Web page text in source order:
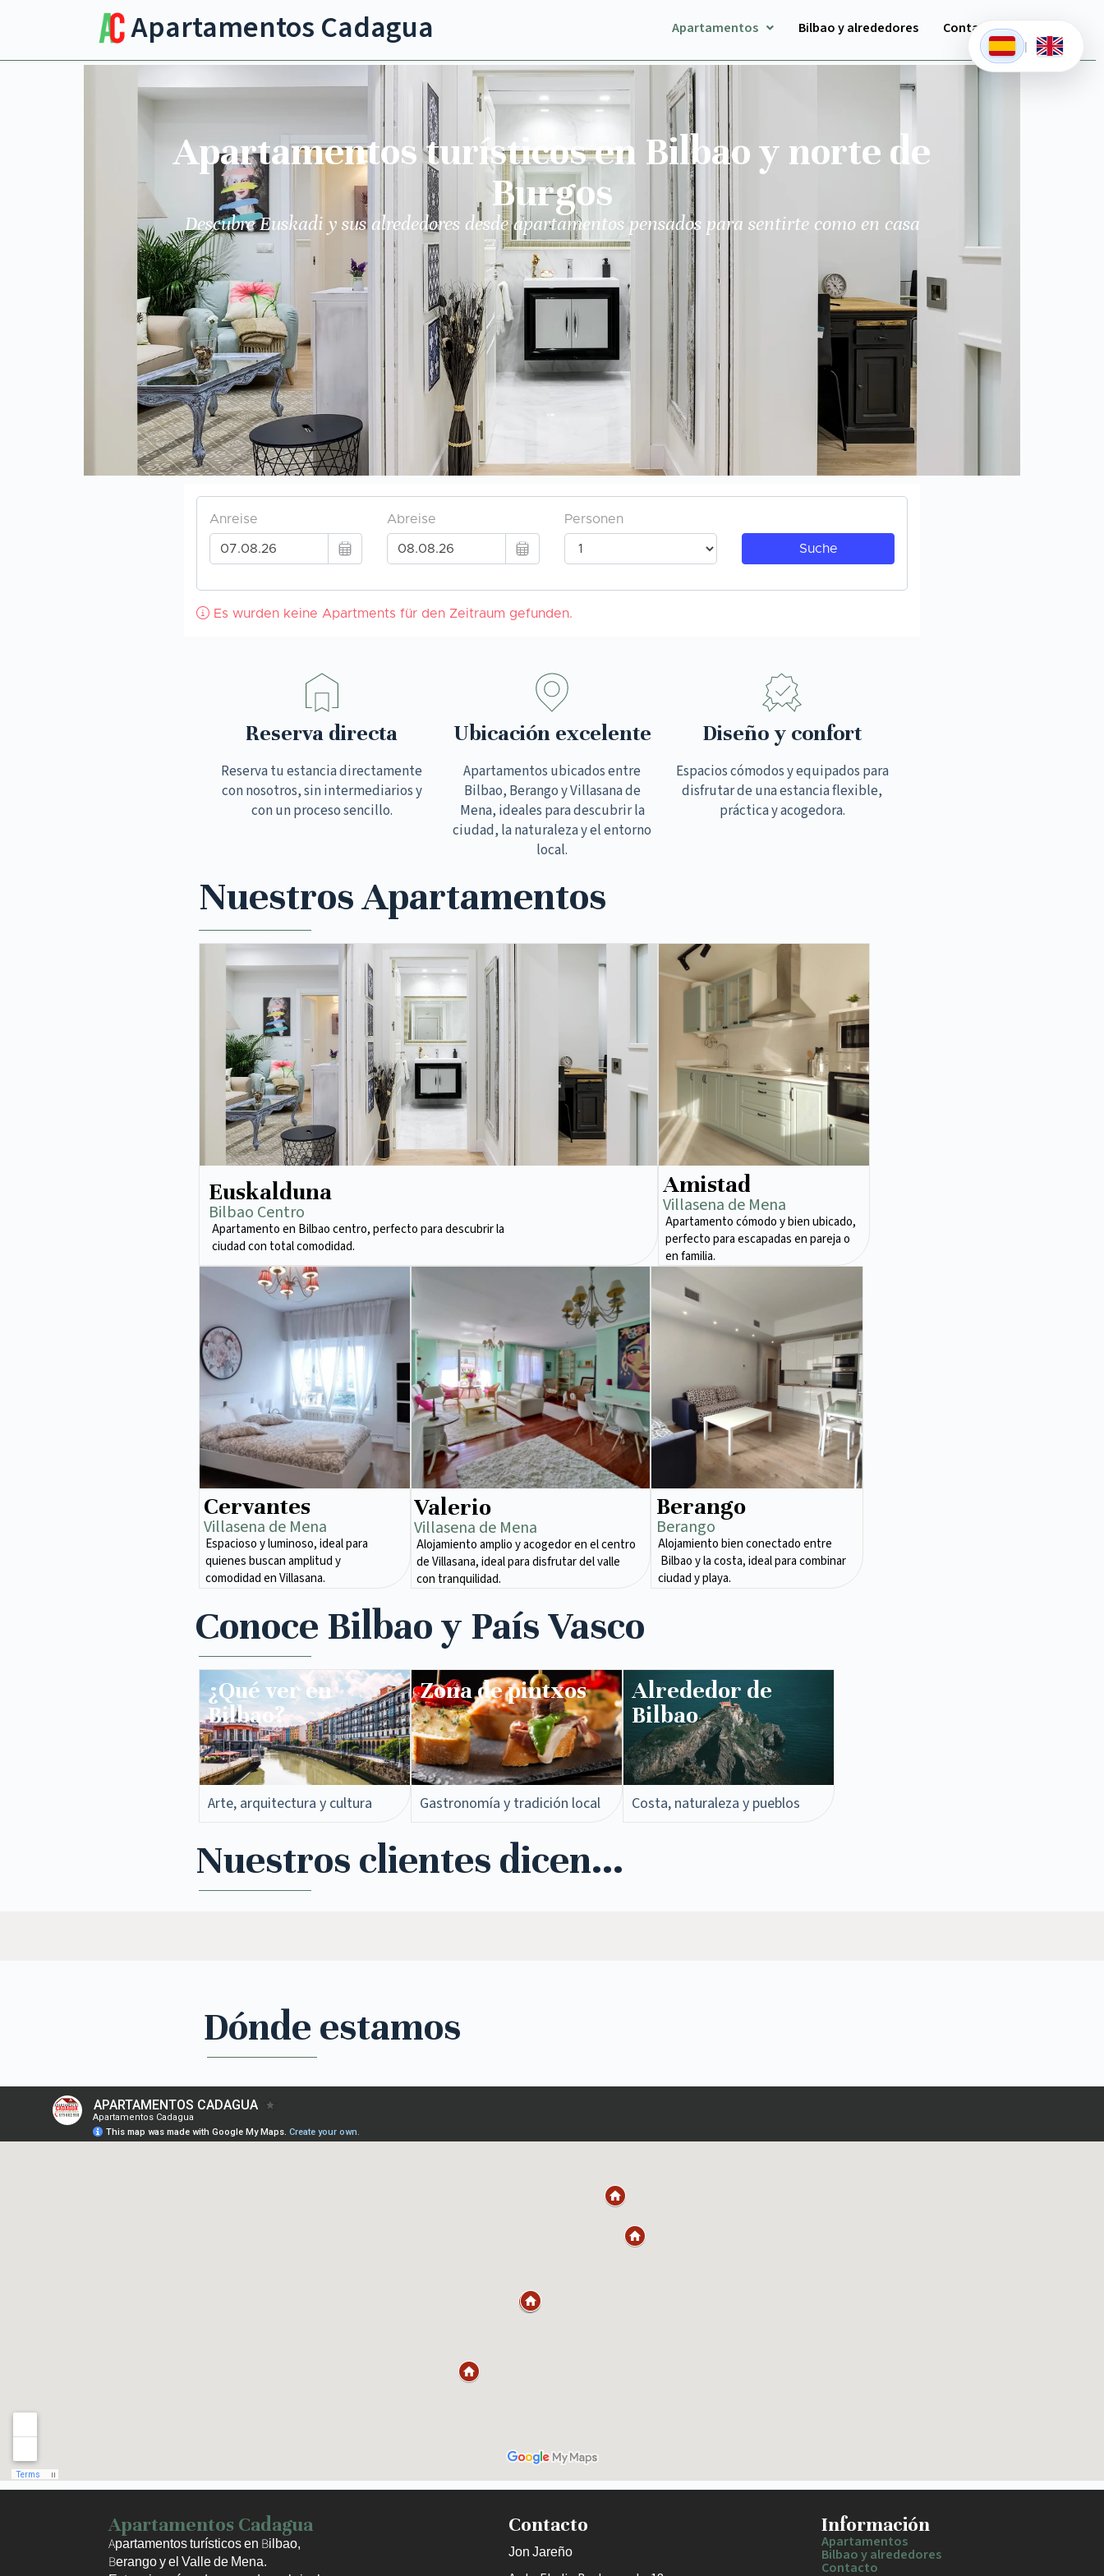
Apartamentos Cadagua Apartamentos Bilbao y alrededores Contacto
Apartamentos turísticos en Bilbao y norte de
Burgos
Descubre Euskadi y sus alrededores desde apartamentos pensados para sentirte como en casa
Reserva directa
Reserva tu estancia directamente
con nosotros, sin intermediarios y
con un proceso sencillo.
Ubicación excelente
Apartamentos ubicados entre
Bilbao, Berango y Villasana de
Mena, ideales para descubrir la
ciudad, la naturaleza y el entorno
local.
Diseño y confort
Espacios cómodos y equipados para
disfrutar de una estancia flexible,
práctica y acogedora.
Nuestros Apartamentos
Euskalduna
Bilbao Centro
Apartamento en Bilbao centro, perfecto para descubrir la
ciudad con total comodidad.
Amistad
Villasena de Mena
Apartamento cómodo y bien ubicado,
perfecto para escapadas en pareja o
en familia.
Cervantes
Villasena de Mena​
Espacioso y luminoso, ideal para
quienes buscan amplitud y
comodidad en Villasana.
Valerio
Villasena de Mena​
Alojamiento amplio y acogedor en el centro
de Villasana, ideal para disfrutar del valle
con tranquilidad.
Berango
Berango
Alojamiento bien conectado entre
Bilbao y la costa, ideal para combinar
ciudad y playa.
Conoce Bilbao y País Vasco
¿Qué ver en
Bilbao?
Arte, arquitectura y cultura
Zona de pintxos​
Gastronomía y tradición local
Alrededor de
Bilbao
Costa, naturaleza y pueblos
Nuestros clientes dicen...
Dónde estamos
Apartamentos Cadagua
Apartamentos turísticos en Bilbao,
Berango y el Valle de Mena.
Contacto
Jon Jareño
Información
Apartamentos
Bilbao y alrededores
Contacto
|